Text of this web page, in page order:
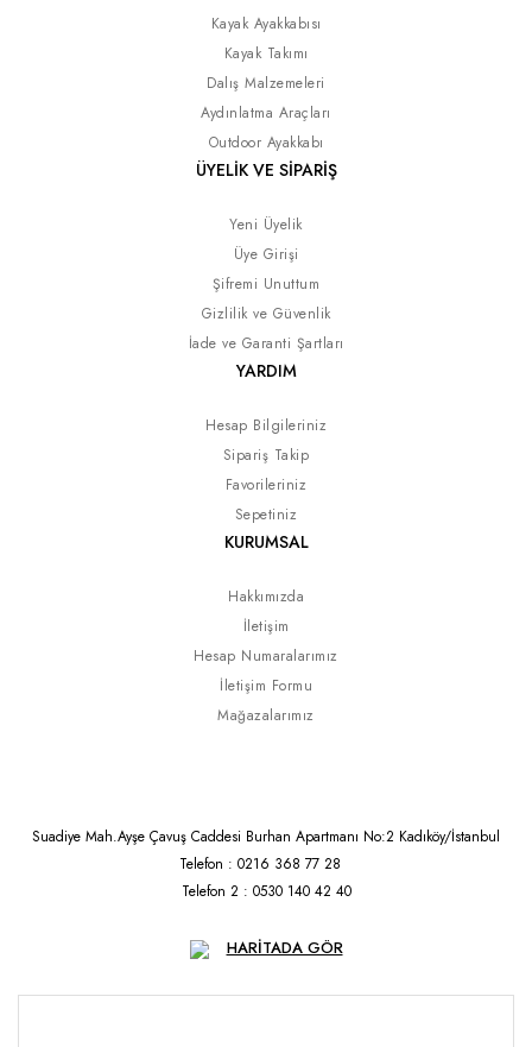
Kayak Ayakkabısı
Kayak Takımı
Dalış Malzemeleri
Aydınlatma Araçları
Outdoor Ayakkabı
ÜYELİK VE SİPARİŞ
Yeni Üyelik
Üye Girişi
Şifremi Unuttum
Gizlilik ve Güvenlik
İade ve Garanti Şartları
YARDIM
Hesap Bilgileriniz
Sipariş Takip
Favorileriniz
Sepetiniz
KURUMSAL
Hakkımızda
İletişim
Hesap Numaralarımız
İletişim Formu
Mağazalarımız
Suadiye Mah.Ayşe Çavuş Caddesi Burhan Apartmanı No:2 Kadıköy/İstanbul
Telefon : 0216 368 77 28
Telefon 2 : 0530 140 42 40
HARİTADA GÖR